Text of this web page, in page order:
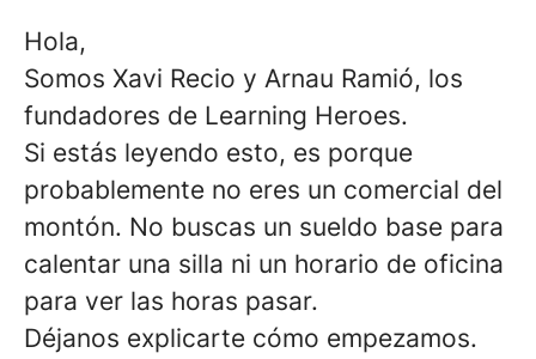
Hola,
Somos Xavi Recio y Arnau Ramió, los
fundadores de Learning Heroes.
Si estás leyendo esto, es porque
probablemente no eres un comercial del
montón. No buscas un sueldo base para
calentar una silla ni un horario de oficina
para ver las horas pasar.
Déjanos explicarte cómo empezamos.